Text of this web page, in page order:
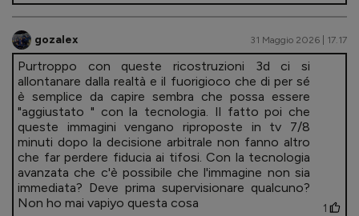
gozalex 31 Maggio 2026 | 17.17
Purtroppo con queste ricostruzioni 3d ci si
allontanare dalla realtà e il fuorigioco che di per sé
è semplice da capire sembra che possa essere
"aggiustato " con la tecnologia. Il fatto poi che
queste immagini vengano riproposte in tv 7/8
minuti dopo la decisione arbitrale non fanno altro
che far perdere fiducia ai tifosi. Con la tecnologia
avanzata che c'è possibile che l'immagine non sia
immediata? Deve prima supervisionare qualcuno?
Non ho mai vapiyo questa cosa
1